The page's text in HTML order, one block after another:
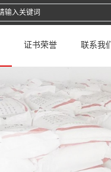
证书荣誉 联系我们